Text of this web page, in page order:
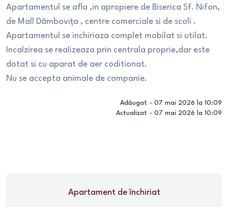
Apartamentul se afla ,in apropiere de Biserica Sf. Nifon,
de Mall Dâmbovița , centre comerciale si de scoli .
Apartamentul se inchiriaza complet mobilat si utilat.
Incalzirea se realizeaza prin centrala proprie,dar este
dotat si cu aparat de aer coditionat.
Nu se accepta animale de companie.
Adăugat - 07 mai 2026 la 10:09
Actualizat - 07 mai 2026 la 10:09
Apartamentde închiriat